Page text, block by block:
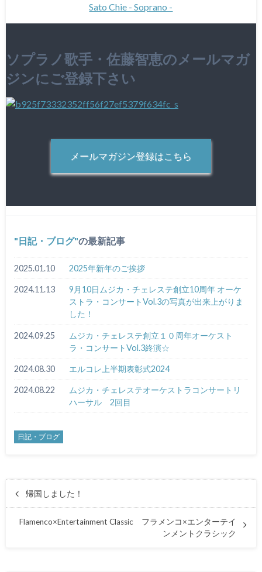
Sato Chie - Soprano -
ソプラノ歌手・佐藤智恵のメールマガ
ジンにご登録下さい
メールマガジン登録はこちら
日記・ブログ の最新記事
2025.01.10 2025年新年のご挨拶
2024.11.13
9月10日ムジカ・チェレステ創立10周年 オーケ
ストラ・コンサートVol.3の写真が出来上がりま
した！
2024.09.25
ムジカ・チェレステ創立１０周年オーケスト
ラ・コンサートVol.3終演☆
2024.08.30 エルコレ上半期表彰式2024
2024.08.22
ムジカ・チェレステオーケストラコンサートリ
ハーサル 2回目
日記・ブログ
帰国しました！
Flamenco×Entertainment Classic フラメンコ×エンターテイ
ンメントクラシック